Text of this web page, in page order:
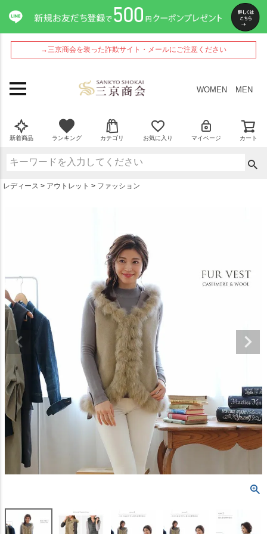
→三京商会を装った詐欺サイト・メールにご注意ください
WOMEN MEN
新着商品 ランキング カテゴリ お気に入り マイページ カート
レディース アウトレット ファッション
ペー
ジト
ップ
へ